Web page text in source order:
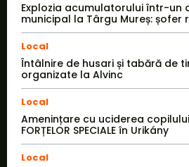
Explozia acumulatorului într-un
municipal la Târgu Mureș: șofer
Local
Întâlnire de husari și tabără de
organizate la Alvinc
Local
Amenințare cu uciderea
FORȚELOR SPECIALE în Urikány
Local